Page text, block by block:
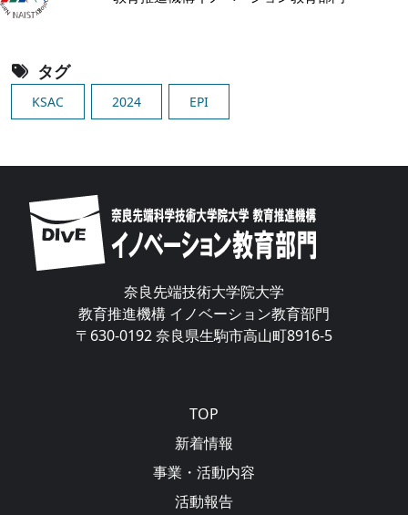
タグ
KSAC 2024 EPI
Image
奈良先端技術大学院大学
教育推進機構 イノベーション教育部門
〒630-0192 奈良県生駒市高山町8916-5
TOP
新着情報
事業・活動内容
活動報告